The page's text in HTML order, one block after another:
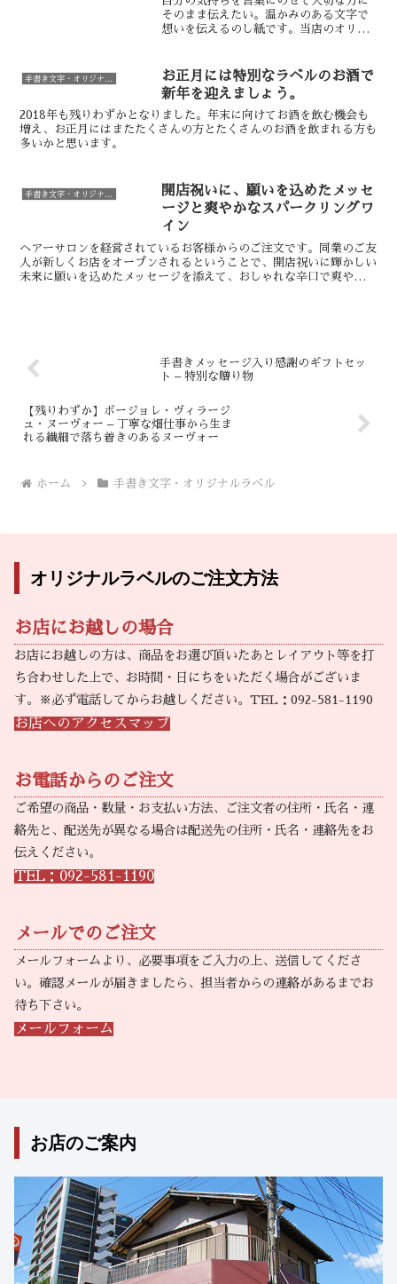
そのまま伝えたい。温かみのある文字で
想いを伝えるのし紙です。当店のオリジ
無料にて承ります。ご希望の言葉があり
ましたら、その場で作成い...
手書き文字・オリジナルラベル
お正月には特別なラベルのお酒で
新年を迎えましょう。
2018年も残りわずかとなりました。年末に向けてお酒を飲む機会も
増え、お正月にはまたたくさんの方とたくさんのお酒を飲まれる方も
多いかと思います。
開店祝いに、願いを込めたメッセ
ージと爽やかなスパークリングワ
イン
ヘアーサロンを経営されているお客様からのご注文です。同業のご友
人が新しくお店をオープンされるということで、開店祝いに輝かしい
未来に願いを込めたメッセージを添えて、おしゃれな辛口で爽やかな
手書きメッセージ入り感謝のギフトセッ
ト – 特別な贈り物
【残りわずか】ボージョレ・ヴィラージ
ュ・ヌーヴォー – 丁寧な畑仕事から生ま
れる繊細で落ち着きのあるヌーヴォー
ホーム 手書き文字・オリジナルラベル
オリジナルラベルのご注文方法
お店にお越しの場合
お店にお越しの方は、商品をお選び頂いたあとレイアウト等を打
ち合わせした上で、お時間・日にちをいただく場合がございま
す。※必ず電話してからお越しください。TEL：092-581-1190
お店へのアクセスマップ
お電話からのご注文
ご希望の商品・数量・お支払い方法、ご注文者の住所・氏名・連
絡先と、配送先が異なる場合は配送先の住所・氏名・連絡先をお
伝えください。
TEL：092-581-1190
メールでのご注文
メールフォームより、必要事項をご入力の上、送信してくださ
い。確認メールが届きましたら、担当者からの連絡があるまでお
待ち下さい。
メールフォーム
お店のご案内